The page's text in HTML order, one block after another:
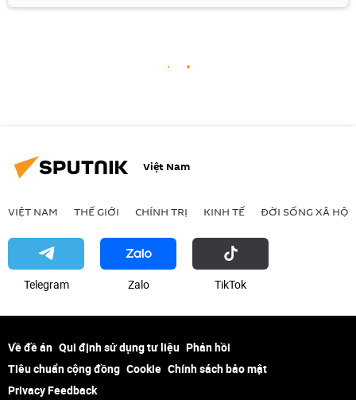
Việt Nam
VIỆT NAM THẾ GIỚI CHÍNH TRỊ KINH TẾ ĐỜI SỐNG XÃ HỘI
Telegram Zalo ТikТоk
Về đề án Qui định sử dụng tư liệu Phản hồi
Tiêu chuẩn cộng đồng Cookie Chính sách bảo mật
Privacy Feedback